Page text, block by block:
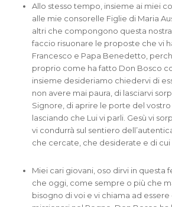
Allo stesso tempo, insieme ai miei
alle mie consorelle Figlie di Maria
altri che compongono questa nostra
faccio risuonare le proposte che vi
Francesco e Papa Benedetto,
proprio come ha fatto Don Bosco
insieme desideriamo chiedervi di
non avere mai paura, di lasciarvi
Signore, di aprire le porte del vostro
lasciando che Lui vi parli. Gesù vi
vi condurrà sul sentiero
che cercate, che desiderate e di cui
Miei cari giovani, oso dirvi in questa
che oggi, come sempre o più che
bisogno di voi e vi chiama ad